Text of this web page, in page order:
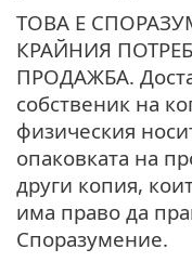
ТОВА Е
КРАЙНИЯ
ПРОДАЖБА.
собственик на
физическия
опаковката на
други копия,
има право да
Споразумение.